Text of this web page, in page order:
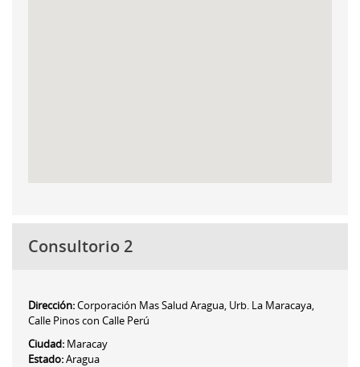
Consultorio 2
Dirección:Corporación Mas Salud Aragua, Urb. La Maracaya,
Calle Pinos con Calle Perú
Ciudad: Maracay
Estado:Aragua